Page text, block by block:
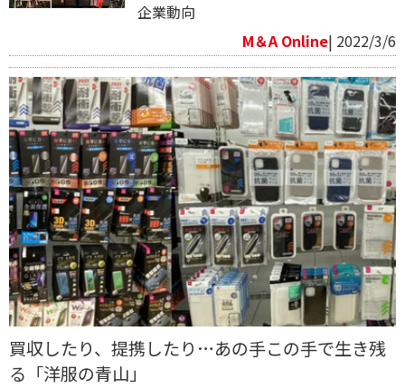
企業動向
M＆A Online| 2022/3/6
買収したり、提携したり…あの手この手で生き残
る「洋服の青山」